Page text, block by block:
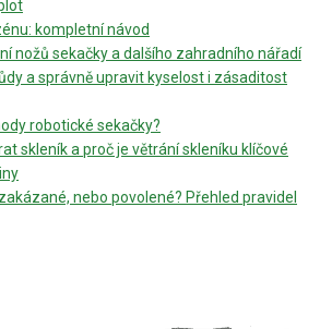
kompletní návod
nožů sekačky a dalšího zahradního nářadí
a správně upravit kyselost i zásaditost
robotické sekačky?
skleník a proč je větrání skleníku klíčové
nebo povolené? Přehled pravidel